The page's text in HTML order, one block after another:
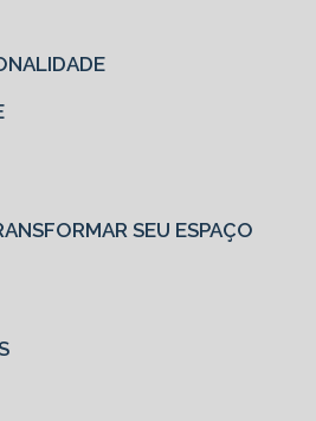
SEU ESPAÇO